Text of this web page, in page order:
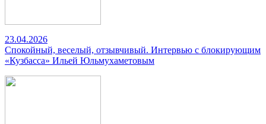
23.04.2026
Спокойный, веселый, отзывчивый. Интервью с блокирующим
«Кузбасса» Ильей Юльмухаметовым